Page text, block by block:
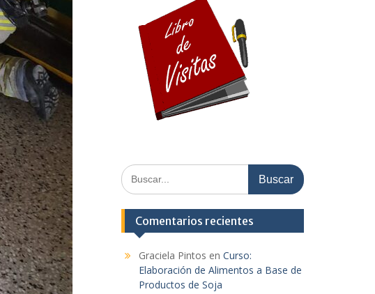
Comentarios recientes
Graciela Pintos en Curso:
Elaboración de Alimentos a Base de
Productos de Soja